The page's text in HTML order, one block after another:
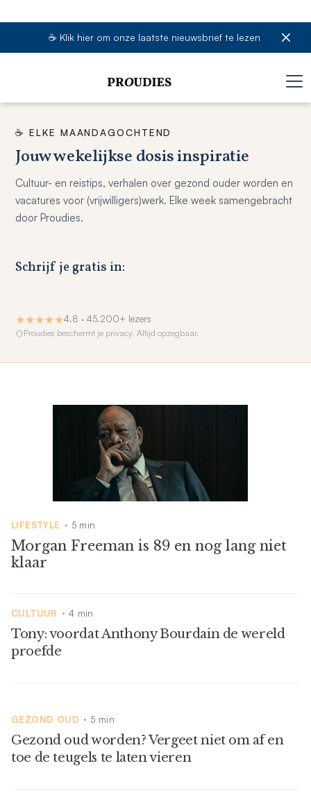
☕️ Klik hier om onze laatste nieuwsbrief te lezen
☕️ ELKE MAANDAGOCHTEND
Jouw wekelijkse dosis inspiratie
Cultuur- en reistips, verhalen over gezond ouder worden en
vacatures voor (vrijwilligers)werk. Elke week samengebracht
door Proudies.
Schrijf je gratis in:
★★★★★4.8 · 45.200+ lezers
Proudies beschermt je privacy. Altijd opzegbaar.
LIFESTYLE • 5 min
Morgan Freeman is 89 en nog lang niet
klaar
CULTUUR • 4 min
Tony: voordat Anthony Bourdain de wereld
proefde
GEZOND OUD • 5 min
Gezond oud worden? Vergeet niet om af en
toe de teugels te laten vieren